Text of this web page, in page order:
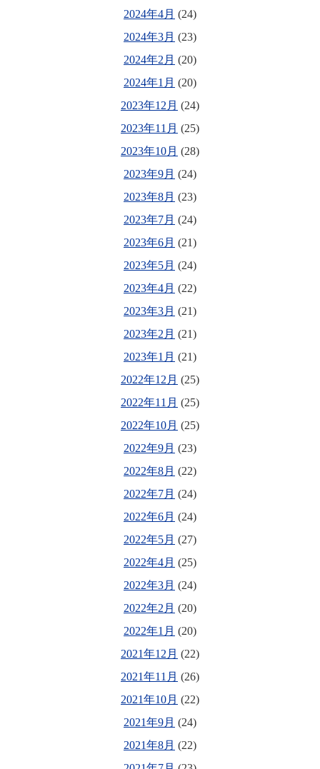
2024年4月 (24)
2024年3月 (23)
2024年2月 (20)
2024年1月 (20)
2023年12月 (24)
2023年11月 (25)
2023年10月 (28)
2023年9月 (24)
2023年8月 (23)
2023年7月 (24)
2023年6月 (21)
2023年5月 (24)
2023年4月 (22)
2023年3月 (21)
2023年2月 (21)
2023年1月 (21)
2022年12月 (25)
2022年11月 (25)
2022年10月 (25)
2022年9月 (23)
2022年8月 (22)
2022年7月 (24)
2022年6月 (24)
2022年5月 (27)
2022年4月 (25)
2022年3月 (24)
2022年2月 (20)
2022年1月 (20)
2021年12月 (22)
2021年11月 (26)
2021年10月 (22)
2021年9月 (24)
2021年8月 (22)